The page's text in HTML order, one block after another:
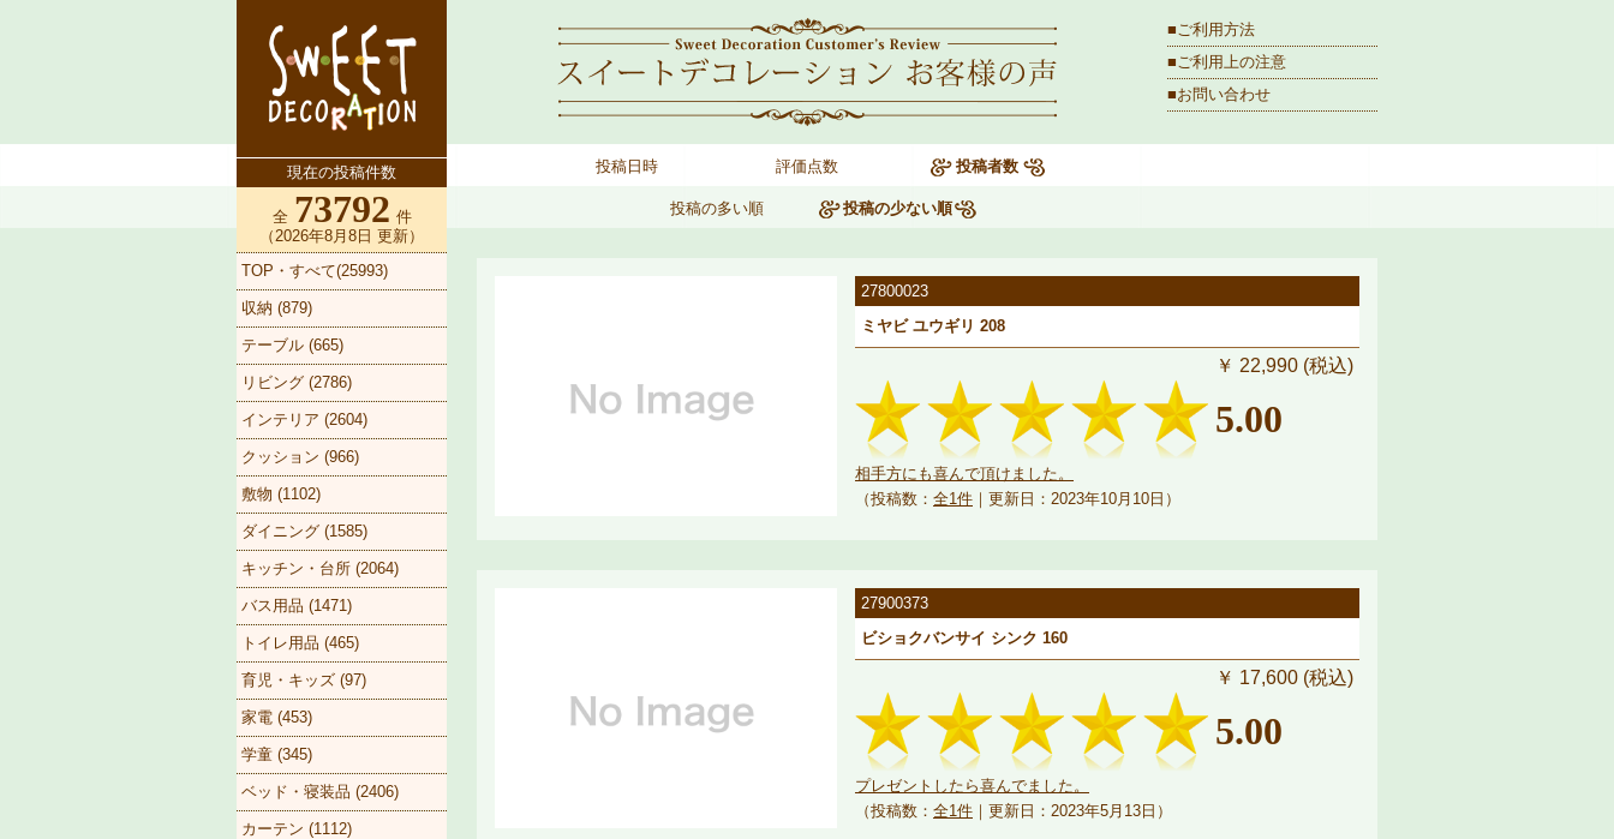
現在の投稿件数
全 73792 件
（2026年8月8日 更新）
TOP・すべて(25993)
収納 (879)
テーブル (665)
リビング (2786)
インテリア (2604)
クッション (966)
敷物 (1102)
ダイニング (1585)
キッチン・台所 (2064)
バス用品 (1471)
トイレ用品 (465)
育児・キッズ (97)
家電 (453)
学童 (345)
ベッド・寝装品 (2406)
カーテン (1112)
■ご利用方法
■ご利用上の注意
■お問い合わせ
投稿日時 評価点数 投稿者数
投稿の多い順 投稿の少ない順
27800023
ミヤビ ユウギリ 208
￥ 22,990 (税込)
5.00
相手方にも喜んで頂けました。
（投稿数： 全1件 ｜更新日：2023年10月10日）
27900373
ビショクバンサイ シンク 160
￥ 17,600 (税込)
5.00
プレゼントしたら喜んでました。
（投稿数： 全1件 ｜更新日：2023年5月13日）